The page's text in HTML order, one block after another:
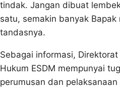
tindak. Jangan dibuat
satu, semakin banyak Bapak
tandasnya.
Sebagai informasi,
Hukum ESDM mempunyai
perumusan dan